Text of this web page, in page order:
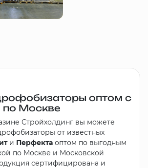
оптом с
по Москве
Стройхолдинг вы можете
от известных
и Перфекта оптом по выгодным
по Москве и Московской
сертифицирована и